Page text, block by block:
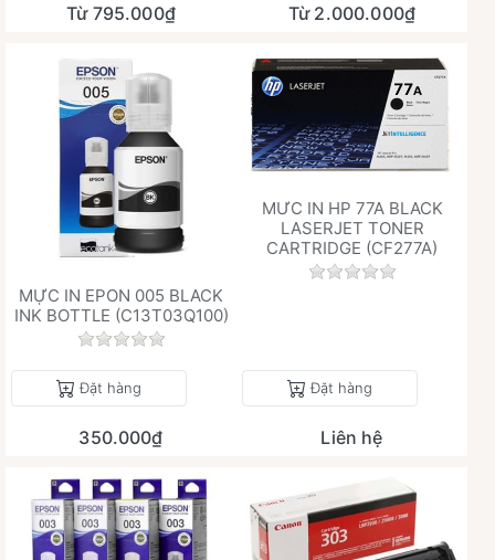
Từ 795.000₫ Từ 2.000.000₫
MỰC IN EPON 005 BLACK
INK BOTTLE (C13T03Q100)
Chưa có đánh giá nào cho sản phẩm này.
Đặt hàng
350.000₫
MƯC IN HP 77A BLACK
LASERJET TONER
CARTRIDGE (CF277A)
Chưa có đánh giá
Đặt hàng
Liên hệ